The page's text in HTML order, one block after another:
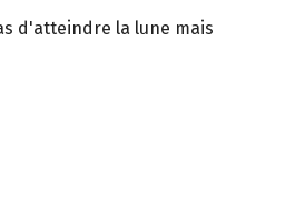
d'atteindre la lune mais